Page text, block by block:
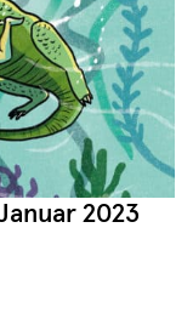
2023